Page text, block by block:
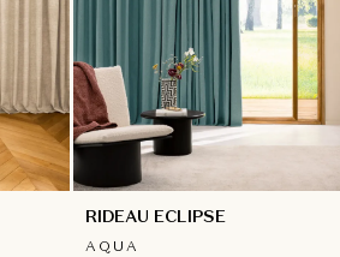
RIDEAU ECLIPSE
AQUA